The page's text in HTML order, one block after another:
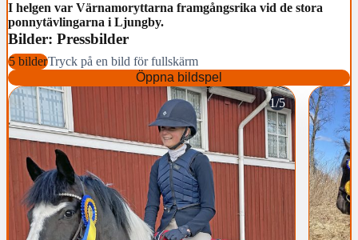
I helgen var Värnamoryttarna framgångsrika vid de stora
ponnytävlingarna i Ljungby.
Bilder: Pressbilder
5 bilderTryck på en bild för fullskärm
Öppna bildspel
1/5